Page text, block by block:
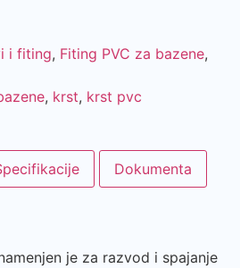
i fiting, Fiting PVC za bazene,
, krst, krst pvc
Dokumenta
je za razvod i spajanje